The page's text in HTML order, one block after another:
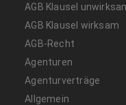
AGB Klausel
AGB Klausel wirksam
AGB-Recht
Agenturen
Agenturverträge
Allgemein